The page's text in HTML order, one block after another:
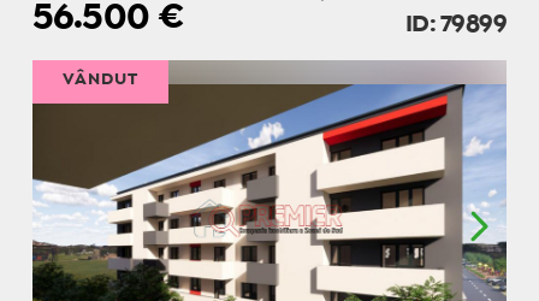
56.500€ ID: 79899
VÂNDUT